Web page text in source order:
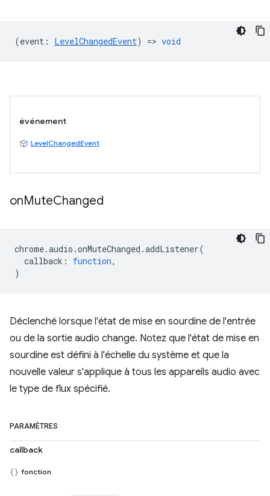
(event : LevelChangedEvent) => void
événement
LevelChangedEvent
onMuteChanged
chrome.audio .onMuteChanged .addListener(
callback : function,
)
Déclenché lorsque l'état de mise en sourdine de l'entrée
ou de la sortie audio change. Notez que l'état de mise en
sourdine est défini à l'échelle du système et que la
nouvelle valeur s'applique à tous les appareils audio avec
le type de flux spécifié.
PARAMÈTRES
callback
fonction